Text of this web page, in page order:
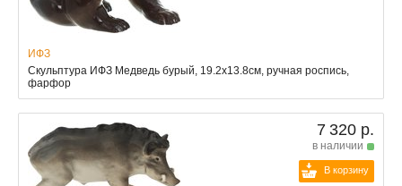
ИФЗ
Скульптура ИФЗ Медведь бурый, 19.2x13.8см, ручная роспись,
фарфор
7 320 р.
в наличии
В корзину